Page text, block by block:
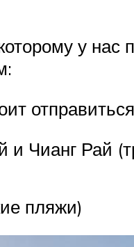
у
Чианг Рай
пляжи)